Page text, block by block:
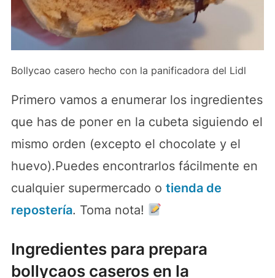
Bollycao casero hecho con la panificadora del Lidl
Primero vamos a enumerar los ingredientes
que has de poner en la cubeta siguiendo el
mismo orden (excepto el chocolate y el
huevo).Puedes encontrarlos fácilmente en
cualquier supermercado o tienda de
repostería. Toma nota!
Ingredientes para prepara
bollycaos caseros en la